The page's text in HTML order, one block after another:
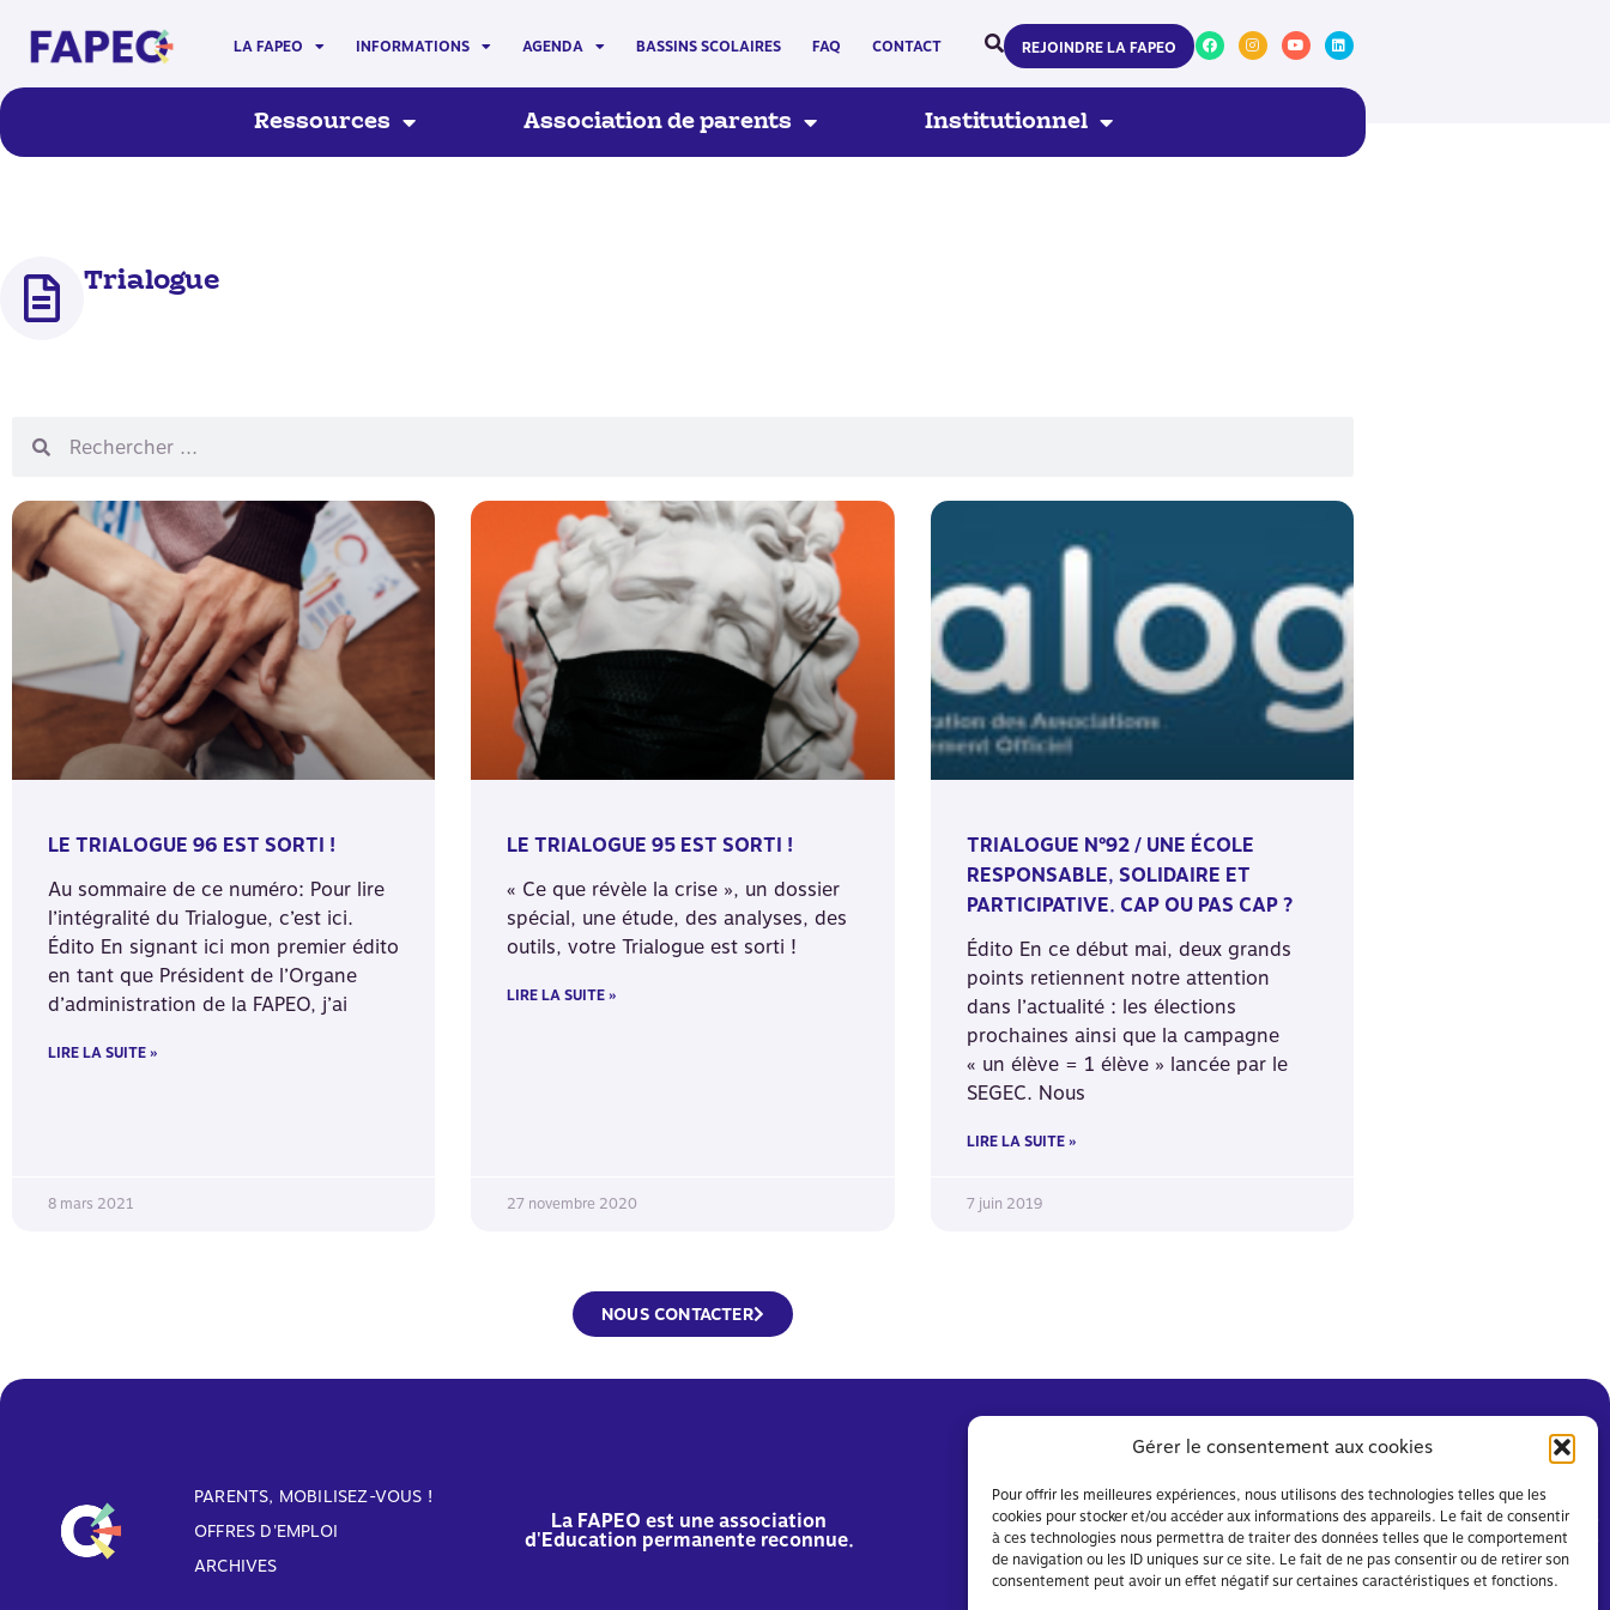
Gérer le consentement aux cookies
Pour offrir les meilleures expériences, nous utilisons des technologies telles que les
cookies pour stocker et/ou accéder aux informations des appareils. Le fait de consentir
à ces technologies nous permettra de traiter des données telles que le comportement
de navigation ou les ID uniques sur ce site. Le fait de ne pas consentir ou de retirer son
consentement peut avoir un effet négatif sur certaines caractéristiques et fonctions.
LA FAPEO INFORMATIONS AGENDA BASSINS SCOLAIRES FAQ CONTACT REJOINDRE LA FAPEO
Ressources Association de parents Institutionnel
Trialogue
LE TRIALOGUE 96 EST SORTI !
Au sommaire de ce numéro: Pour lire
l’intégralité du Trialogue, c’est ici.
Édito En signant ici mon premier édito
en tant que Président de l’Organe
d’administration de la FAPEO, j’ai
LIRE LA SUITE »
8 mars 2021
LE TRIALOGUE 95 EST SORTI !
« Ce que révèle la crise », un dossier
spécial, une étude, des analyses, des
outils, votre Trialogue est sorti !
LIRE LA SUITE »
27 novembre 2020
TRIALOGUE N°92 / UNE ÉCOLE
RESPONSABLE, SOLIDAIRE ET
PARTICIPATIVE. CAP OU PAS CAP ?
Édito En ce début mai, deux grands
points retiennent notre attention
dans l’actualité : les élections
prochaines ainsi que la campagne
« un élève = 1 élève » lancée par le
SEGEC. Nous
LIRE LA SUITE »
7 juin 2019
NOUS CONTACTER
PARENTS, MOBILISEZ-VOUS !
OFFRES D'EMPLOI
ARCHIVES
La FAPEO est une association
d'Education permanente reconnue.